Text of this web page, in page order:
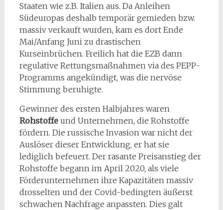
Staaten wie z.B. Italien aus. Da Anleihen
Südeuropas deshalb temporär gemieden bzw.
massiv verkauft wurden, kam es dort Ende
Mai/Anfang Juni zu drastischen
Kurseinbrüchen. Freilich hat die EZB dann
regulative Rettungsmaßnahmen via des PEPP-
Programms angekündigt, was die nervöse
Stimmung beruhigte.
Gewinner des ersten Halbjahres waren
Rohstoffe und Unternehmen, die Rohstoffe
fördern. Die russische Invasion war nicht der
Auslöser dieser Entwicklung, er hat sie
lediglich befeuert. Der rasante Preisanstieg der
Rohstoffe begann im April 2020, als viele
Förderunternehmen ihre Kapazitäten massiv
drosselten und der Covid-bedingten äußerst
schwachen Nachfrage anpassten. Dies galt